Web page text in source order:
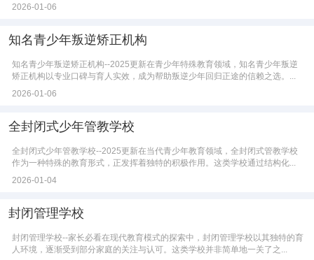
2026-01-06
知名青少年叛逆矫正机构
知名青少年叛逆矫正机构--2025更新在青少年特殊教育领域，知名青少年叛逆
矫正机构以专业口碑与育人实效，成为帮助叛逆少年回归正途的信赖之选。...
2026-01-06
全封闭式少年管教学校
全封闭式少年管教学校--2025更新在当代青少年教育领域，全封闭式管教学校
作为一种特殊的教育形式，正发挥着独特的积极作用。这类学校通过结构化...
2026-01-04
封闭管理学校
封闭管理学校--家长必看在现代教育模式的探索中，封闭管理学校以其独特的育
人环境，逐渐受到部分家庭的关注与认可。这类学校并非简单地一关了之...